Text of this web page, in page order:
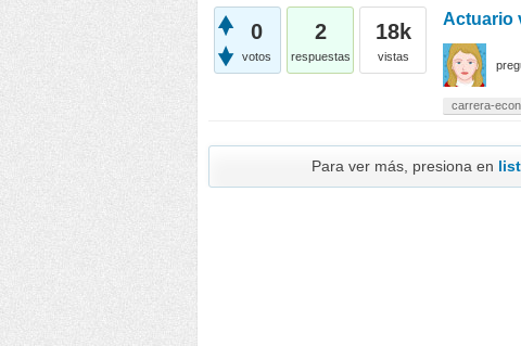
0
votos
2
respuestas
18k
vistas
Actuario
carrera-
Para ver más, presiona en